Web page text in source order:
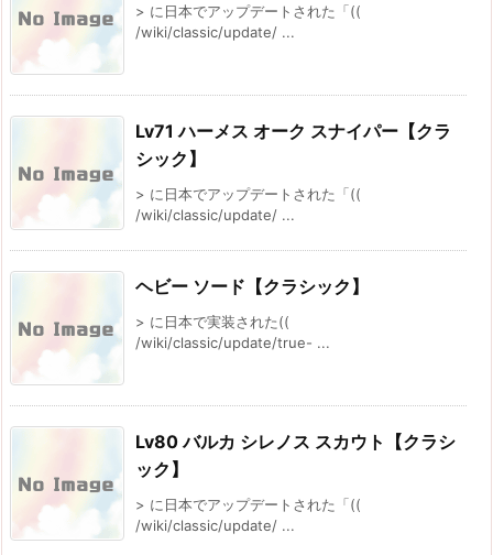
> に日本でアップデートされた「((
/wiki/classic/update/ ...
Lv71 ハーメス オーク スナイパー【クラ
シック】
> に日本でアップデートされた「((
/wiki/classic/update/ ...
ヘビー ソード【クラシック】
> に日本で実装された((
/wiki/classic/update/true- ...
Lv80 バルカ シレノス スカウト【クラシ
ック】
> に日本でアップデートされた「((
/wiki/classic/update/ ...